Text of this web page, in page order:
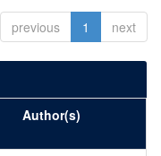
previous 1 next
Author(s)